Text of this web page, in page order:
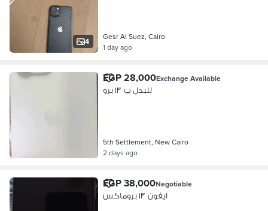
4
Gesr Al Suez, Cairo
1 day ago
EGP 28,000Exchange Available
للبدل ب ١٣ برو
5th Settlement, New Cairo
2 days ago
EGP 38,000Negotiable
ايفون ١٣ بروماكس